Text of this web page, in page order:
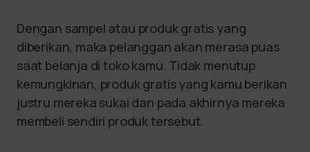
Dengan sampel atau produk gratis yang
diberikan, maka pelanggan akan merasa puas
saat belanja di toko kamu. Tidak menutup
kemungkinan, produk gratis yang kamu berikan
justru mereka sukai dan pada akhirnya mereka
membeli sendiri produk tersebut.